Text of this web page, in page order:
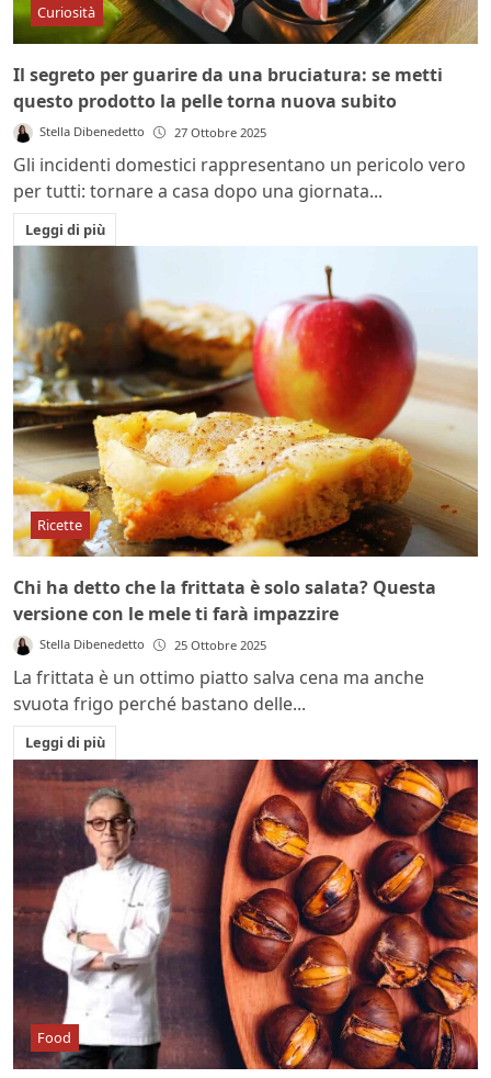
Curiosità
Il segreto per guarire da una bruciatura: se metti
questo prodotto la pelle torna nuova subito
Stella Dibenedetto 27 Ottobre 2025
Gli incidenti domestici rappresentano un pericolo vero
per tutti: tornare a casa dopo una giornata...
Leggi di più
Ricette
Chi ha detto che la frittata è solo salata? Questa
versione con le mele ti farà impazzire
Stella Dibenedetto 25 Ottobre 2025
La frittata è un ottimo piatto salva cena ma anche
svuota frigo perché bastano delle...
Leggi di più
Food